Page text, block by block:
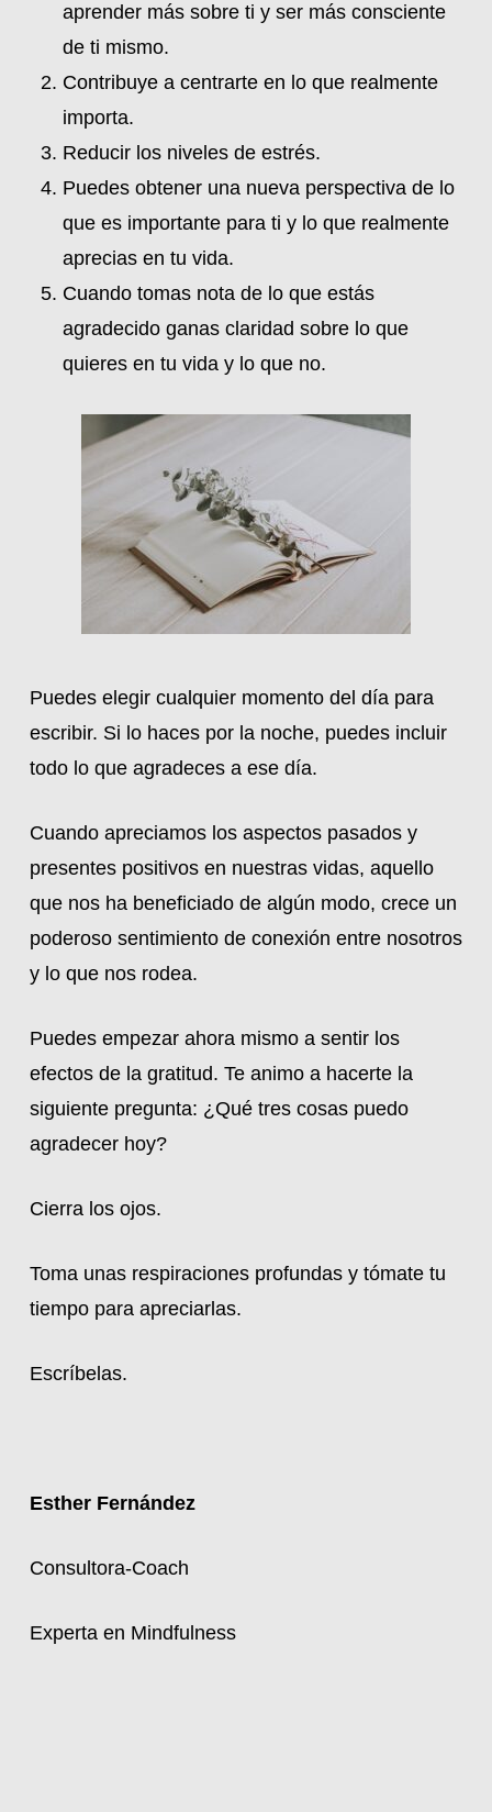
aprender más sobre ti y ser más consciente
de ti mismo.
Contribuye a centrarte en lo que realmente
importa.
Reducir los niveles de estrés.
Puedes obtener una nueva perspectiva de lo
que es importante para ti y lo que realmente
aprecias en tu vida.
Cuando tomas nota de lo que estás
agradecido ganas claridad sobre lo que
quieres en tu vida y lo que no.
Puedes elegir cualquier momento del día para
escribir. Si lo haces por la noche, puedes incluir
todo lo que agradeces a ese día.
Cuando apreciamos los aspectos pasados y
presentes positivos en nuestras vidas, aquello
que nos ha beneficiado de algún modo, crece un
poderoso sentimiento de conexión entre nosotros
y lo que nos rodea.
Puedes empezar ahora mismo a sentir los
efectos de la gratitud. Te animo a hacerte la
siguiente pregunta: ¿Qué tres cosas puedo
agradecer hoy?
Cierra los ojos.
Toma unas respiraciones profundas y tómate tu
tiempo para apreciarlas.
Escríbelas.
Esther Fernández
Consultora-Coach
Experta en Mindfulness